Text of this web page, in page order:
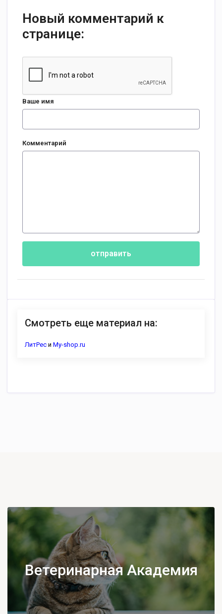
Новый комментарий к
странице:
Ваше имя
Комментарий
отправить
Смотреть еще материал на:
ЛитРес и My-shop.ru
Ветеринарная Академия